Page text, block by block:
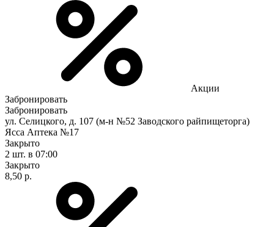
Акции
Забронировать
Забронировать
ул. Селицкого, д. 107 (м-н №52 Заводского райпищеторга)
Ясса Аптека №17
Закрыто
2 шт. в 07:00
Закрыто
8,50 р.